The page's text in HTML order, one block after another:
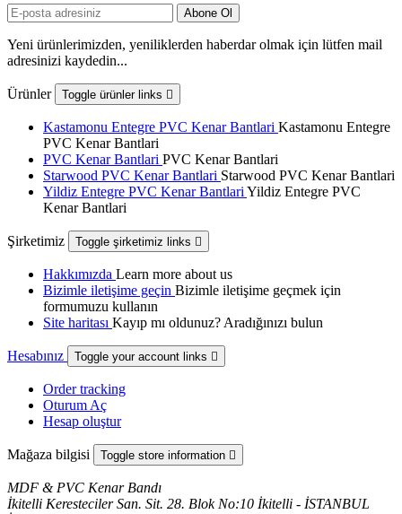
Yeni ürünlerimizden, yeniliklerden haberdar olmak için lütfen mail
adresinizi kaydedin...
Ürünler Toggle ürünler links 
Kastamonu Entegre PVC Kenar Bantlari Kastamonu Entegre
PVC Kenar Bantlari
PVC Kenar Bantlari PVC Kenar Bantlari
Starwood PVC Kenar Bantlari Starwood PVC Kenar Bantlari
Yildiz Entegre PVC Kenar Bantlari Yildiz Entegre PVC
Kenar Bantlari
Şirketimiz Toggle şirketimiz links 
Hakkımızda Learn more about us
Bizimle iletişime geçin Bizimle iletişime geçmek için
formumuzu kullanın
Site haritası Kayıp mı oldunuz? Aradığınızı bulun
Hesabınız Toggle your account links 
Order tracking
Oturum Aç
Hesap oluştur
Mağaza bilgisi Toggle store information 
MDF & PVC Kenar Bandı
İkitelli Keresteciler San. Sit. 28. Blok No:10 İkitelli - İSTANBUL